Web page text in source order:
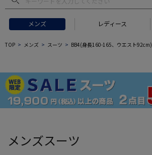
メンズ レディース
フトにおすすめ #セットアップ スーツ
TOP メンズ スーツ BB4(身長160-165、ウエスト92cm)
メンズスーツ